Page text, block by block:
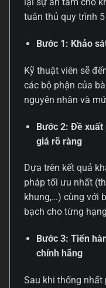
tuân thủ quy trình
Bước 1: Khảo
Kỹ thuật viên sẽ
các bộ phận của
nguyên nhân và
Bước 2: Đề
giá rõ ràng
Dựa trên kết quả
pháp tối ưu nhất
khung,…) cùng với
bạch cho từng
Bước 3: Tiến
chính hãng
Sau khi thống